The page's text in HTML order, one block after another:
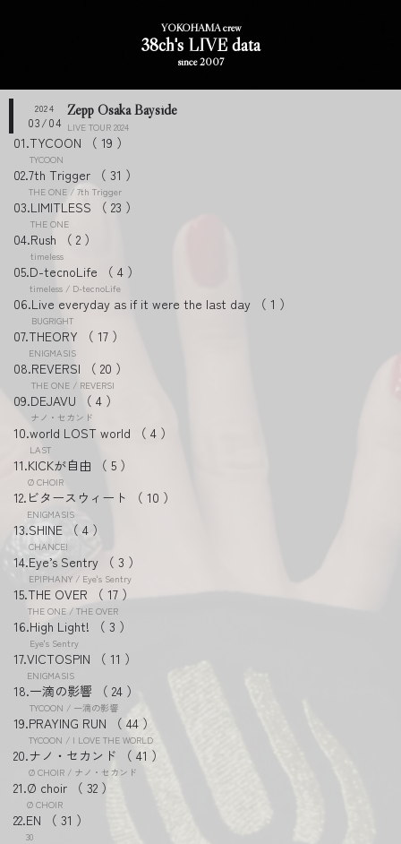
YOKOHAMA crew
38ch's LIVE data
since 2007
2024
03/04
Zepp Osaka Bayside
LIVE TOUR 2024
TYCOON 19
TYCOON
7th Trigger 31
THE ONE / 7th Trigger
LIMITLESS 23
THE ONE
Rush 2
timeless
D-tecnoLife 4
timeless / D-tecnoLife
Live everyday as if it were the last day 1
BUGRIGHT
THEORY 17
ENIGMASIS
REVERSI 20
THE ONE / REVERSI
DEJAVU 4
ナノ・セカンド
world LOST world 4
LAST
KICKが自由 5
Ø CHOIR
ビタースウィート 10
ENIGMASIS
SHINE 4
CHANCE!
Eye’s Sentry 3
EPIPHANY / Eye's Sentry
THE OVER 17
THE ONE / THE OVER
High Light! 3
Eye's Sentry
VICTOSPIN 11
ENIGMASIS
一滴の影響 24
TYCOON / 一滴の影響
PRAYING RUN 44
TYCOON / I LOVE THE WORLD
ナノ・セカンド 41
Ø CHOIR / ナノ・セカンド
Ø choir 32
Ø CHOIR
EN 31
30